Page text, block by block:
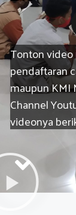
Tonton
pendaftaran
maupun KMI
Channel
videonya